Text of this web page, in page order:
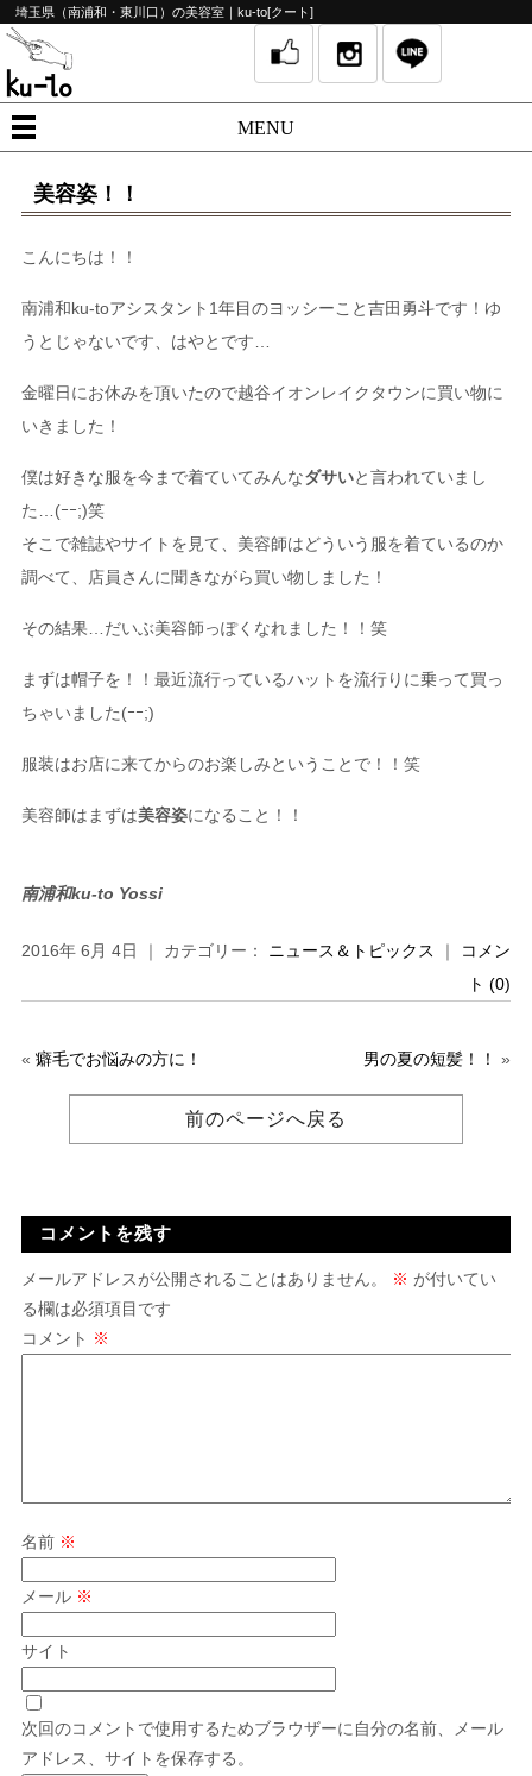
埼玉県（南浦和・東川口）の美容室｜ku-to[クート]
MENU
美容姿！！
こんにちは！！
南浦和ku-toアシスタント1年目のヨッシーこと吉田勇斗です！ゆ
うとじゃないです、はやとです…
金曜日にお休みを頂いたので越谷イオンレイクタウンに買い物に
いきました！
僕は好きな服を今まで着ていてみんなダサいと言われていまし
た…(ｰｰ;)笑
そこで雑誌やサイトを見て、美容師はどういう服を着ているのか
調べて、店員さんに聞きながら買い物しました！
その結果…だいぶ美容師っぽくなれました！！笑
まずは帽子を！！最近流行っているハットを流行りに乗って買っ
ちゃいました(ｰｰ;)
服装はお店に来てからのお楽しみということで！！笑
美容師はまずは美容姿になること！！
南浦和ku-to Yossi
2016年 6月 4日 ｜ カテゴリー： ニュース＆トピックス ｜ コメン
ト (0)
« 癖毛でお悩みの方に！ 男の夏の短髪！！ »
前のページへ戻る
コメントを残す
メールアドレスが公開されることはありません。 ※ が付いてい
る欄は必須項目です
コメント ※
名前 ※
メール ※
サイト
次回のコメントで使用するためブラウザーに自分の名前、メール
アドレス、サイトを保存する。